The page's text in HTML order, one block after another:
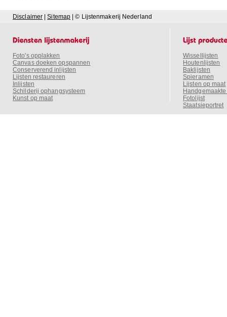
Disclaimer |Sitemap | © Lijstenmakerij Nederland
Foto's opplakken
Canvas doeken opspannen
Conserverend inlijsten
Lijsten restaureren
Inlijsten
Schilderij ophangsysteem
Kunst op maat
Wissellijsten
Houtenlijsten
Baklijsten
Spieramen
Lijsten op maat
Fotolijst
Staatsieportret